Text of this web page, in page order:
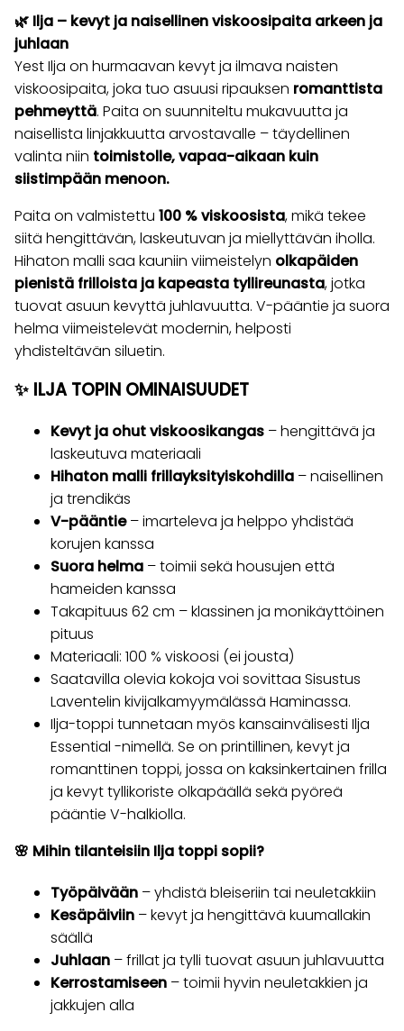
🌿 Ilja – kevyt ja naisellinen viskoosipaita arkeen ja
juhlaan
Yest Ilja on hurmaavan kevyt ja ilmava naisten
viskoosipaita, joka tuo asuusi ripauksen romanttista
pehmeyttä. Paita on suunniteltu mukavuutta ja
naisellista linjakkuutta arvostavalle – täydellinen
valinta niin toimistolle, vapaa-aikaan kuin
siistimpään menoon.
Paita on valmistettu 100 % viskoosista, mikä tekee
siitä hengittävän, laskeutuvan ja miellyttävän iholla.
Hihaton malli saa kauniin viimeistelyn olkapäiden
pienistä frilloista ja kapeasta tyllireunasta, jotka
tuovat asuun kevyttä juhlavuutta. V-pääntie ja suora
helma viimeistelevät modernin, helposti
yhdisteltävän siluetin.
✨ ILJA TOPIN OMINAISUUDET
Kevyt ja ohut viskoosikangas – hengittävä ja
laskeutuva materiaali
Hihaton malli frillayksityiskohdilla – naisellinen
ja trendikäs
V-pääntie– imarteleva ja helppo yhdistää
korujen kanssa
Suora helma – toimii sekä housujen että
hameiden kanssa
Takapituus 62 cm – klassinen ja monikäyttöinen
pituus
Materiaali: 100 % viskoosi (ei jousta)
Saatavilla olevia kokoja voi sovittaa Sisustus
Laventelin kivijalkamyymälässä Haminassa.
Ilja-toppi tunnetaan myös kansainvälisesti Ilja
Essential -nimellä. Se on printillinen, kevyt ja
romanttinen toppi, jossa on kaksinkertainen frilla
ja kevyt tyllikoriste olkapäällä sekä pyöreä
pääntie V-halkiolla.
🌸 Mihin tilanteisiin Ilja toppi sopii?
Työpäivään – yhdistä bleiseriin tai neuletakkiin
Kesäpäiviin – kevyt ja hengittävä kuumallakin
säällä
Juhlaan – frillat ja tylli tuovat asuun juhlavuutta
Kerrostamiseen – toimii hyvin neuletakkien ja
jakkujen alla